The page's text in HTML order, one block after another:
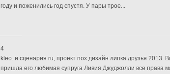
году и поженились год спустя. У пары трое...
4
kleo. и сценария ru, проект nox дизайн липка друзья 2013.
пришла его любимая супруга Ливия Джуджолли все права